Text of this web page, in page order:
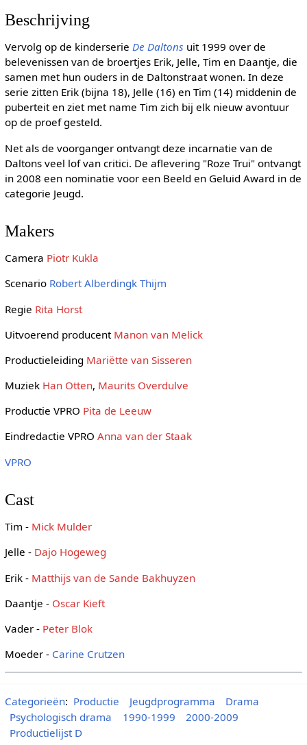
Beschrijving
Vervolg op de kinderserie De Daltons uit 1999 over de
belevenissen van de broertjes Erik, Jelle, Tim en Daantje, die
samen met hun ouders in de Daltonstraat wonen. In deze
serie zitten Erik (bijna 18), Jelle (16) en Tim (14) middenin de
puberteit en ziet met name Tim zich bij elk nieuw avontuur
op de proef gesteld.
Net als de voorganger ontvangt deze incarnatie van de
Daltons veel lof van critici. De aflevering "Roze Trui" ontvangt
in 2008 een nominatie voor een Beeld en Geluid Award in de
categorie Jeugd.
Makers
Camera Piotr Kukla
Scenario Robert Alberdingk Thijm
Regie Rita Horst
Uitvoerend producent Manon van Melick
Productieleiding Mariëtte van Sisseren
Muziek Han Otten, Maurits Overdulve
Productie VPRO Pita de Leeuw
Eindredactie VPRO Anna van der Staak
VPRO
Cast
Tim - Mick Mulder
Jelle - Dajo Hogeweg
Erik - Matthijs van de Sande Bakhuyzen
Daantje - Oscar Kieft
Vader - Peter Blok
Moeder - Carine Crutzen
Categorieën: Productie Jeugdprogramma
Drama
Psychologisch drama
1990-1999
2000-2009
Productielijst D